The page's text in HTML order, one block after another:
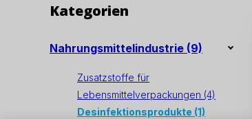
Kategorien
Nahrungsmittelindustrie (9)
Zusatzstoffe für
Lebensmittelverpackungen (4)
Desinfektionsprodukte (1)